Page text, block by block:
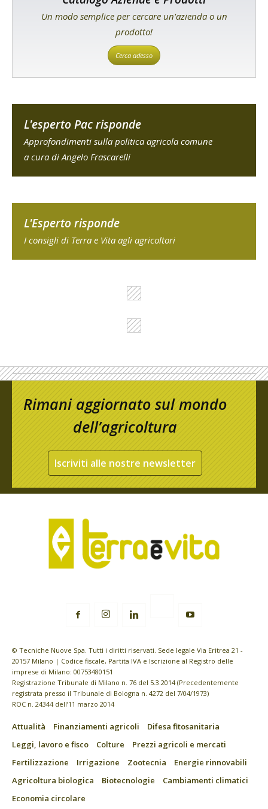
Un modo semplice per cercare un'azienda o un
prodotto!
Cerca adesso
L'esperto Pac risponde
Approfondimenti sulla politica agricola comune
a cura di Angelo Frascarelli
L'Esperto risponde
I consigli di Terra e Vita agli agricoltori
Rimani aggiornato sul mondo
dell’agricoltura
Iscriviti alle nostre newsletter
© Tecniche Nuove Spa. Tutti i diritti riservati. Sede legale Via Eritrea 21 -
20157 Milano | Codice fiscale, Partita IVA e Iscrizione al Registro delle
imprese di Milano: 00753480151
Registrazione Tribunale di Milano n. 76 del 5.3.2014 (Precedentemente
registrata presso il Tribunale di Bologna n. 4272 del 7/04/1973)
ROC n. 24344 dell’11 marzo 2014
Attualità Finanziamenti agricoli
Difesa fitosanitaria
Leggi, lavoro e fisco
Colture
Prezzi agricoli e mercati
Fertilizzazione
Irrigazione Zootecnia
Energie rinnovabili
Agricoltura biologica
Biotecnologie
Cambiamenti climatici
Economia circolare